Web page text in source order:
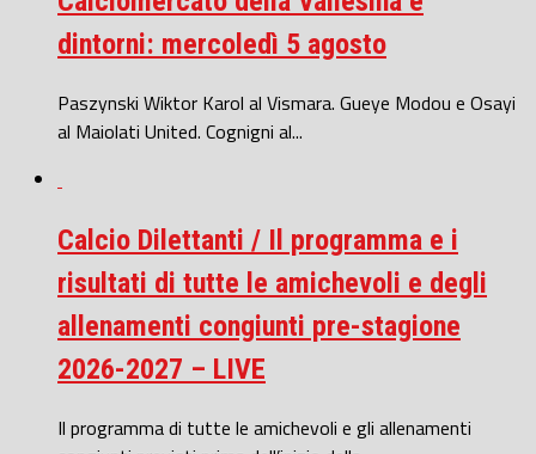
dintorni: mercoledì 5 agosto
Paszynski Wiktor Karol al Vismara. Gueye Modou e Osayi
al Maiolati United. Cognigni al...
Calcio Dilettanti / Il programma e i
risultati di tutte le amichevoli e degli
allenamenti congiunti pre-stagione
2026-2027 – LIVE
Il programma di tutte le amichevoli e gli allenamenti